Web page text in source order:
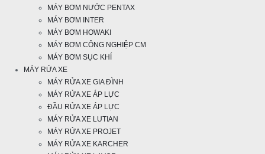
MÁY BƠM NƯỚC PENTAX
MÁY BƠM INTER
MÁY BƠM HOWAKI
MÁY BƠM CÔNG NGHIỆP CM
MÁY BƠM SỤC KHÍ
MÁY RỬA XE
MÁY RỬA XE GIA ĐÌNH
MÁY RỬA XE ÁP LỰC
ĐẦU RỬA XE ÁP LỰC
MÁY RỬA XE LUTIAN
MÁY RỬA XE PROJET
MÁY RỬA XE KARCHER